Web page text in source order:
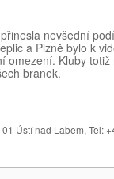
nevšední
a Plzně bylo k
omezení. Kluby
branek.
Ústí nad Labem, Tel: